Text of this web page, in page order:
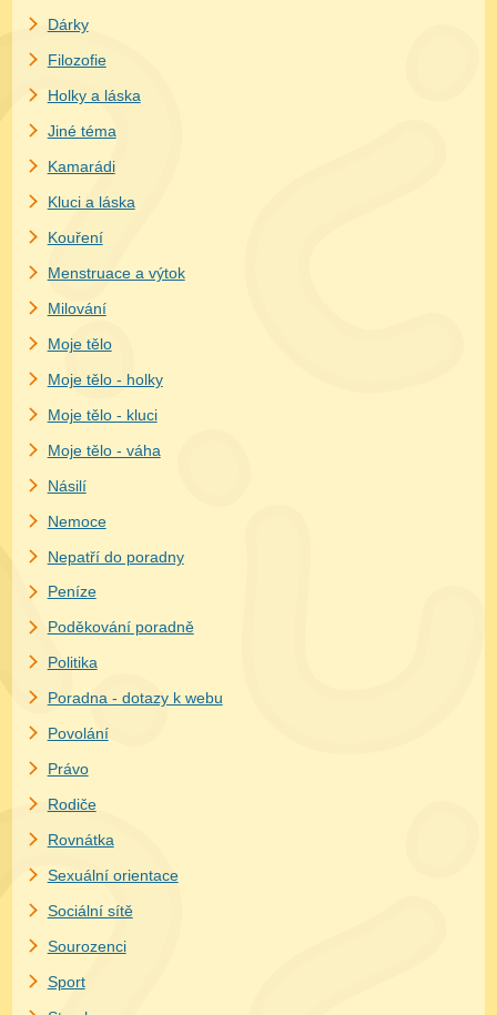
Dárky
Filozofie
Holky a láska
Jiné téma
Kamarádi
Kluci a láska
Kouření
Menstruace a výtok
Milování
Moje tělo
Moje tělo - holky
Moje tělo - kluci
Moje tělo - váha
Násilí
Nemoce
Nepatří do poradny
Peníze
Poděkování poradně
Politika
Poradna - dotazy k webu
Povolání
Právo
Rodiče
Rovnátka
Sexuální orientace
Sociální sítě
Sourozenci
Sport